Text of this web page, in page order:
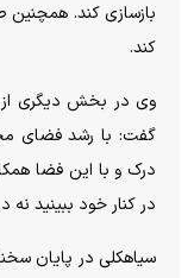
بازسازی کند. همچنین
کند.
وی در بخش دیگری از
گفت: با رشد فضای
درک و با این فضا
در کنار خود ببینید نه
سیاهکلی در پایان